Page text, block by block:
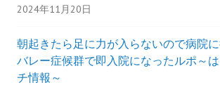
2024年11月20日
朝起きたら足に力が入らないので病院
バレー症候群で即入院になったルポ～
チ情報～